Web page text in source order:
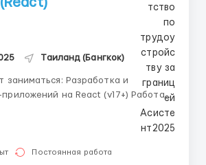
Таиланд (Бангкок)
на React (v17+) Работа с
и продакт-менеджером
внутренней UI-библиотеки
Постоянная работа